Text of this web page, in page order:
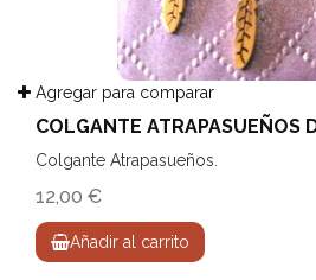
Agregar para comparar
COLGANTE ATRAPASUEÑOS
Colgante Atrapasueños.
12,00 €
Añadir al carrito